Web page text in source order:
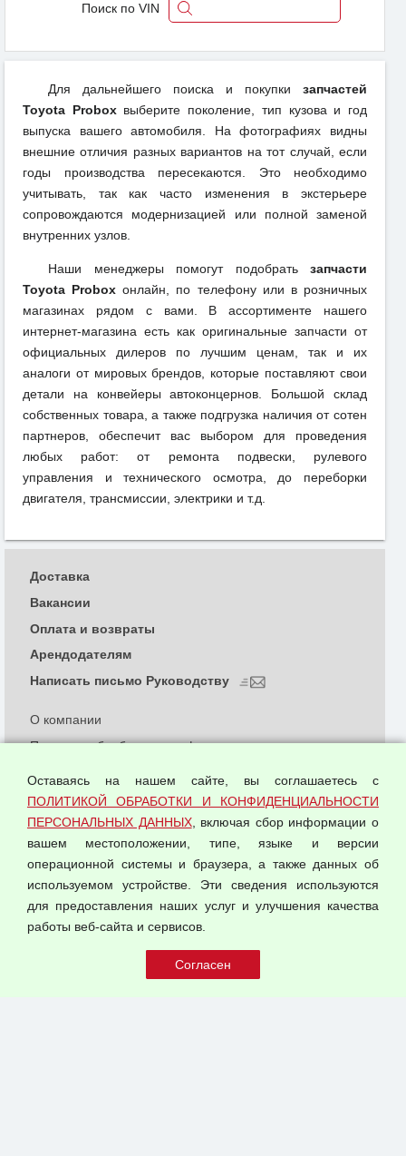
Поиск по VIN
Для дальнейшего поиска и покупки запчастей
Toyota Proboxвыберите поколение, тип кузова и год
выпуска вашего автомобиля. На фотографиях видны
внешние отличия разных вариантов на тот случай, если
годы производства пересекаются. Это необходимо
учитывать, так как часто изменения в экстерьере
сопровождаются модернизацией или полной заменой
внутренних узлов.
Наши менеджеры помогут подобрать запчасти
Toyota Probox онлайн, по телефону или в розничных
магазинах рядом с вами. В ассортименте нашего
интернет-магазина есть как оригинальные запчасти от
официальных дилеров по лучшим ценам, так и их
аналоги от мировых брендов, которые поставляют свои
детали на конвейеры автоконцернов. Большой склад
собственных товара, а также подгрузка наличия от сотен
партнеров, обеспечит вас выбором для проведения
любых работ: от ремонта подвески, рулевого
управления и технического осмотра, до переборки
двигателя, трансмиссии, электрики и т.д.
© 2026 ООО "Феникс"
О компании
Политика обработки и конфиденциальности
Согласием на обработку персональных данных
Оферта оптовой купли-продажи
Публичная оферта
Доставка
Вакансии
Оплата и возвраты
Арендодателям
Написать письмо Руководству
Оставаясь на нашем сайте, вы соглашаетесь с
ПОЛИТИКОЙ ОБРАБОТКИ И КОНФИДЕНЦИАЛЬНОСТИ
ПЕРСОНАЛЬНЫХ ДАННЫХ, включая сбор информации о
вашем местоположении, типе, языке и версии
операционной системы и браузера, а также данных об
используемом устройстве. Эти сведения используются
для предоставления наших услуг и улучшения качества
работы веб-сайта и сервисов.